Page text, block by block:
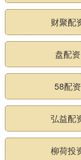
财聚配
盘配资
58配资
弘益配
柳荷投